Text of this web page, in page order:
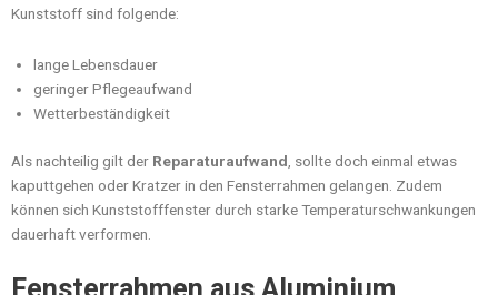
Kunststoff sind folgende:
lange Lebensdauer
geringer Pflegeaufwand
Wetterbeständigkeit
Als nachteilig gilt der Reparaturaufwand , sollte doch einmal etwas
kaputtgehen oder Kratzer in den Fensterrahmen gelangen. Zudem
können sich Kunststofffenster durch starke Temperaturschwankungen
dauerhaft verformen.